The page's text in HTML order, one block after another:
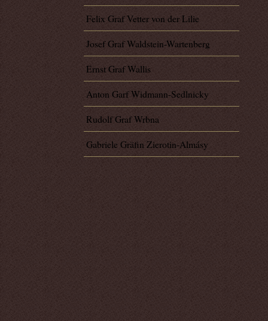
Felix Graf Vetter von der Lilie
Josef Graf Waldstein-Wartenberg
Ernst Graf Wallis
Anton Garf Widmann-Sedlnicky
Rudolf Graf Wrbna
Gabriele Gräfin Zierotin-Almásy